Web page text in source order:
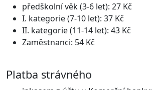
předškolní věk (3-6 let): 27 Kč
I. kategorie (7-10 let): 37 Kč
II. kategorie (11-14 let): 43 Kč
Zaměstnanci: 54 Kč
Platba strávného